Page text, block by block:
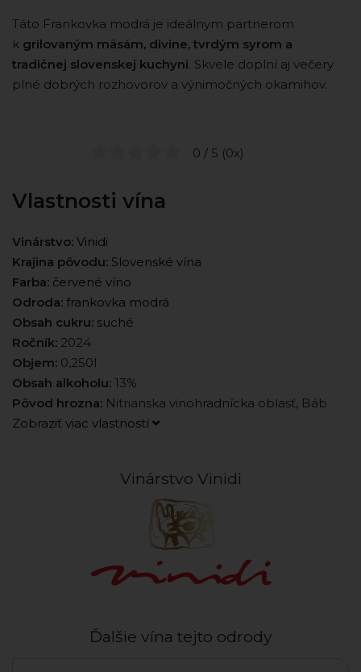
Táto Frankovka modrá je ideálnym partnerom
k grilovaným mäsám, divine, tvrdým syrom a
tradičnej slovenskej kuchyni. Skvele doplní aj večery
plné dobrých rozhovorov a výnimočných okamihov.
0 / 5 (0x)
Vlastnosti vína
Vinárstvo: Vinidi
Krajina pôvodu: Slovenské vína
Farba: červené víno
Odroda: frankovka modrá
Obsah cukru: suché
Ročník: 2024
Objem: 0,250l
Obsah alkoholu: 13%
Pôvod hrozna: Nitrianska vinohradnícka oblasť, Báb
Zobraziť viac vlastností
Vinárstvo Vinidi
Ďalšie vína tejto odrody